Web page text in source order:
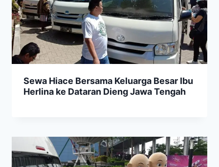
Sewa Hiace Bersama Keluarga Besar Ibu
Herlina ke Dataran Dieng Jawa Tengah